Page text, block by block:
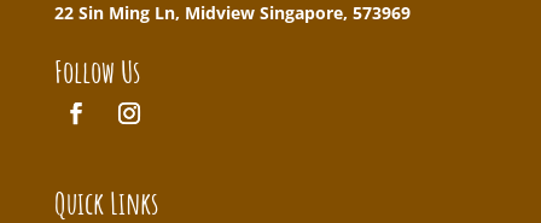
22 Sin Ming Ln, Midview Singapore, 573969
Follow Us
Quick Links